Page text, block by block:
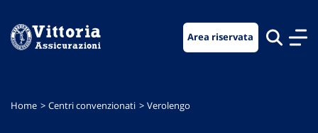
menu
contenuto
footer
Area riservata
Home Centri convenzionati Verolengo